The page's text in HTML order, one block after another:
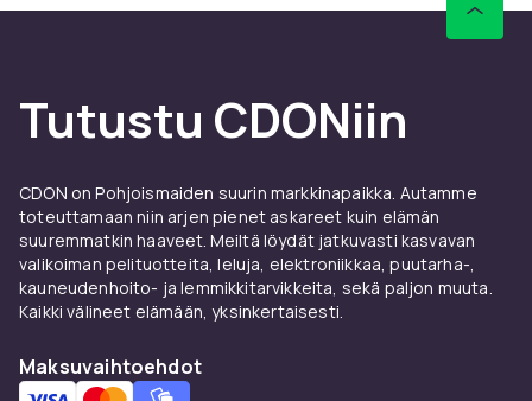
spinnerit on valmistettu useista materiaaleista,
ovat yleisiä, ja suunnitteluvaihtoehtojen määrä
on todella räjähtänyt.
Fidget-kuutio
Kuutio, jossa on painikkeita, vipuja ja säätimiä
jokaisessa kuviteltavissa olevassa värissä. Kun
taskussasi on fidget-kuutio, löydät aina jotain,
mitä näprätä, kun tunnet olosi levottomaksi ja
Popfidgetit
Tutustu CDONiin
CDON on Pohjoismaiden suurin markkinapaikka. Autamme
toteuttamaan niin arjen pienet askareet kuin elämän
suuremmatkin haaveet. Meiltä löydät jatkuvasti kasvavan
valikoiman pelituotteita, leluja, elektroniikkaa, puutarha-,
kauneudenhoito- ja lemmikkitarvikkeita, sekä paljon muuta.
Kaikki välineet elämään, yksinkertaisesti.
Maksuvaihtoehdot